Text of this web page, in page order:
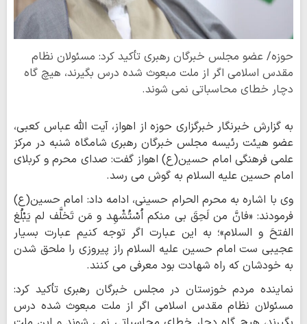
حوزه/ عضو مجلس خبرگان رهبری تأکید کرد: مسئولان نظام
مقدس اسلامی اگر از ملت مبعوث شده درس بگیرند، هیچ گاه
دچار خطای محاسباتی نمی شوند.
به گزارش خبرنگار خبرگزاری حوزه از اهواز، آیت الله عباس کعبی،
عضو هیئت رئیسه مجلس خبرگان رهبری شامگاه شنبه در مرکز
علمی فرهنگی امام حسین(ع) اهواز گفت: صدای محرم و کربلای
امام حسین علیه السلام به گوش می رسد.
وی با اشاره به محرم الحرام حسینی، ادامه داد: امام حسین(ع)
فرمودند: «فانَّ من لَحِقَ بی منکم اُسْتُشْهِد و مَن تَخلَّف لم یَبْلُغ
الفتحَ و السلام»؛ به این عبارت اگر توجه کنیم عبارت بسیار
عجیبی ست امام حسین علیه السلام راز پیروزی را ملحق شدن
به خودشان که راه شهادت بود معرفی می کنند.
نماینده مردم خوزستان در مجلس خبرگان رهبری تأکید کرد:
مسئولان نظام مقدس اسلامی اگر از ملت مبعوث شده درس